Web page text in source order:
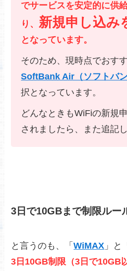
でサービスを安定的に供
り、 新規申し込み
となっています。
そのため、現時点でおす
SoftBank Air（ソフトバン
択となっています。
どんなときもWiFiの新規
されましたら、また追記
3日で10GBまで制限ルー
と言うのも、「WiMAX 」と
3日10GB制限（3日で10GB